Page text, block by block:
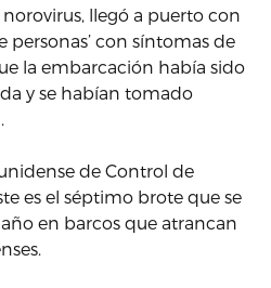
llegó a puerto con
personas’ con síntomas de
la embarcación había sido
y se habían tomado
de Control de
es el séptimo brote que se
en barcos que atrancan